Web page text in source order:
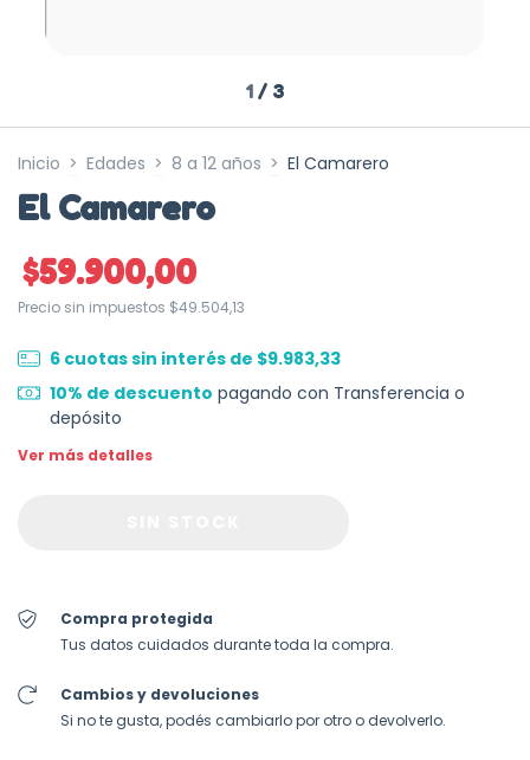
1 / 3
Inicio > Edades > 8 a 12 años > El Camarero
El Camarero
$59.900,00
Precio sin impuestos $49.504,13
6 cuotas sin interés de $9.983,33
10% de descuento pagando con Transferencia o
depósito
Ver más detalles
Compra protegida
Tus datos cuidados durante toda la compra.
Cambios y devoluciones
Si no te gusta, podés cambiarlo por otro o devolverlo.